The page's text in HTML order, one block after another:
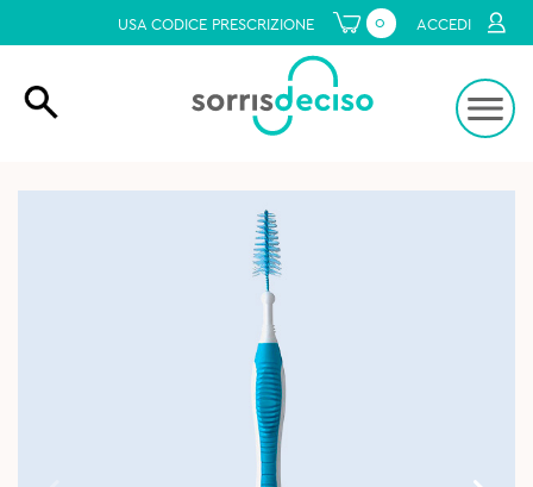
USA CODICE PRESCRIZIONE 0 ACCEDI